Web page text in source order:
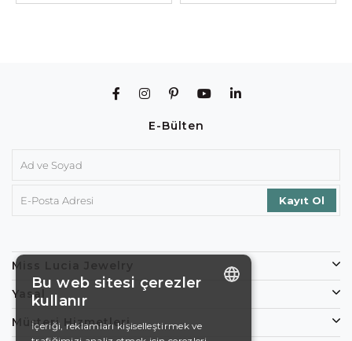
E-Bülten
Miss Lucia Jewelry
Yasal
Müşteri Hizmetleri
Bu web sitesi çerezler
kullanır
İçeriği, reklamları kişiselleştirmek ve